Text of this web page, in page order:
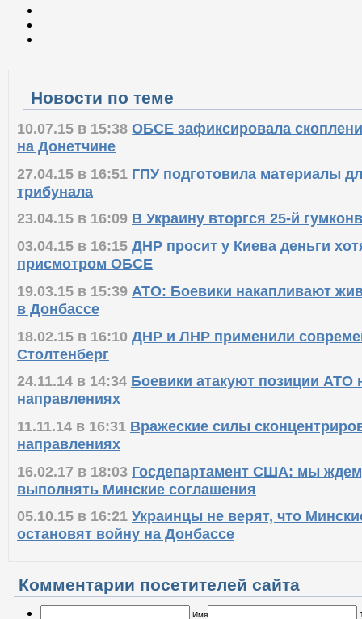
Новости по теме
10.07.15 в 15:38
27.04.15 в 16:51
03.04.15 в 16:15 ДНР просит у Киева деньги
19.03.15 в 15:39
18.02.15 в 16:10
24.11.14 в 14:34
11.11.14 в 16:31
16.02.17 в 18:03 Госдепартамент США: мы
05.10.15 в 16:21 Украинцы не верят, что
Комментарии посетителей сайта